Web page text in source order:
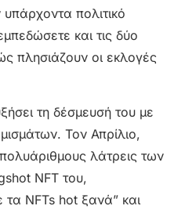
υπάρχοντα πολιτικό
και τις δύο
πλησιάζουν οι εκλογές
τη δέσμευσή του με
Τον Απρίλιο,
λάτρεις των
NFT του,
τα NFTs hot ξανά” και